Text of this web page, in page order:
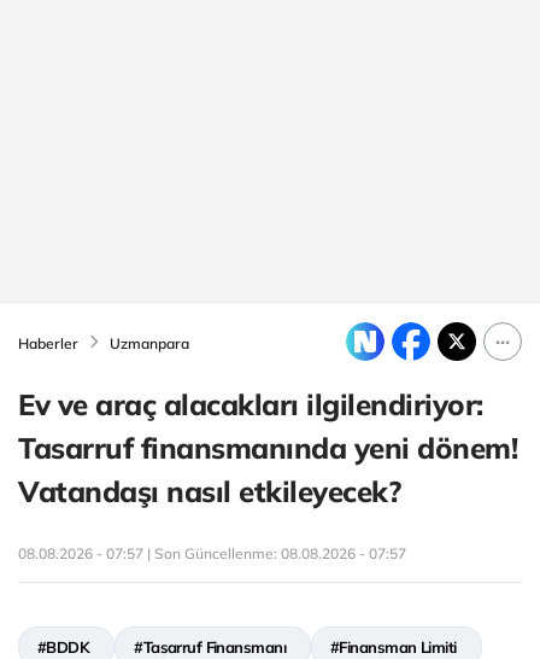
Haberler Uzmanpara
Ev ve araç alacakları ilgilendiriyor:
Tasarruf finansmanında yeni dönem!
Vatandaşı nasıl etkileyecek?
08.08.2026 - 07:57 | Son Güncellenme: 08.08.2026 - 07:57
#BDDK #Tasarruf Finansmanı #Finansman Limiti